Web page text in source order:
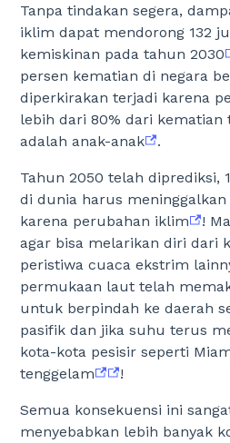
Tanpa tindakan segera,
iklim dapat mendorong 132
kemiskinan pada tahun 2030
persen kematian di negara
diperkirakan terjadi karena
lebih dari 80% dari
adalah anak-anak
.
Tahun 2050 telah diprediksi,
di dunia harus
karena perubahan iklim
!
agar bisa melarikan diri dari
peristiwa cuaca ekstrim
permukaan laut telah
untuk berpindah ke daerah
pasifik dan jika suhu terus
kota-kota pesisir seperti
tenggelam
!
Semua konsekuensi ini
menyebabkan lebih banyak